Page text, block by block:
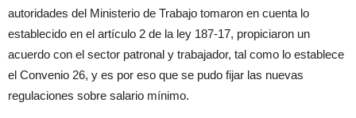
autoridades del Ministerio de Trabajo tomaron en cuenta lo
establecido en el artículo 2 de la ley 187-17, propiciaron un
acuerdo con el sector patronal y trabajador, tal como lo establece
el Convenio 26, y es por eso que se pudo fijar las nuevas
regulaciones sobre salario mínimo.